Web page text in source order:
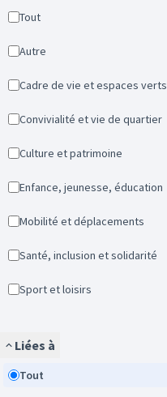
Tout
Autre
Cadre de vie et espaces verts
Convivialité et vie de quartier
Culture et patrimoine
Enfance, jeunesse, éducation
Mobilité et déplacements
Santé, inclusion et solidarité
Sport et loisirs
Liées à
Tout